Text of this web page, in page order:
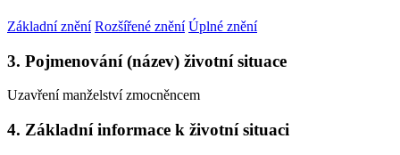
Základní znění Rozšířené znění Úplné znění
3. Pojmenování (název) životní situace
Uzavření manželství zmocněncem
4. Základní informace k životní situaci